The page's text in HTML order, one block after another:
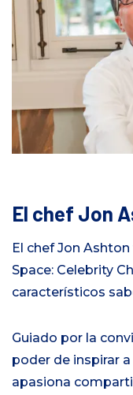
El chef Jon
El chef Jon
Space: Celebrity
característicos
Guiado por la
poder de inspirar
apasiona